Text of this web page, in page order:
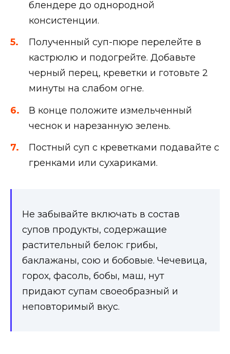
блендере до однородной
консистенции.
Полученный суп-пюре перелейте в
кастрюлю и подогрейте. Добавьте
черный перец, креветки и готовьте 2
минуты на слабом огне.
В конце положите измельченный
чеснок и нарезанную зелень.
Постный суп с креветками подавайте с
гренками или сухариками.
Не забывайте включать в состав
супов продукты, содержащие
растительный белок: грибы,
баклажаны, сою и бобовые. Чечевица,
горох, фасоль, бобы, маш, нут
придают супам своеобразный и
неповторимый вкус.